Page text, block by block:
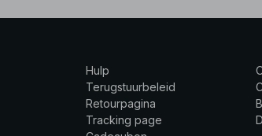
Hulp
Terugstuurbeleid
Retourpagina
Tracking page